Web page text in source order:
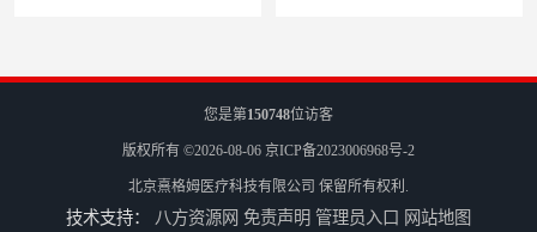
您是第150748位访客
版权所有 ©2026-08-06 京ICP备2023006968号-2
北京熹格姆医疗科技有限公司 保留所有权利.
技术支持： 八方资源网 免责声明 管理员入口 网站地图